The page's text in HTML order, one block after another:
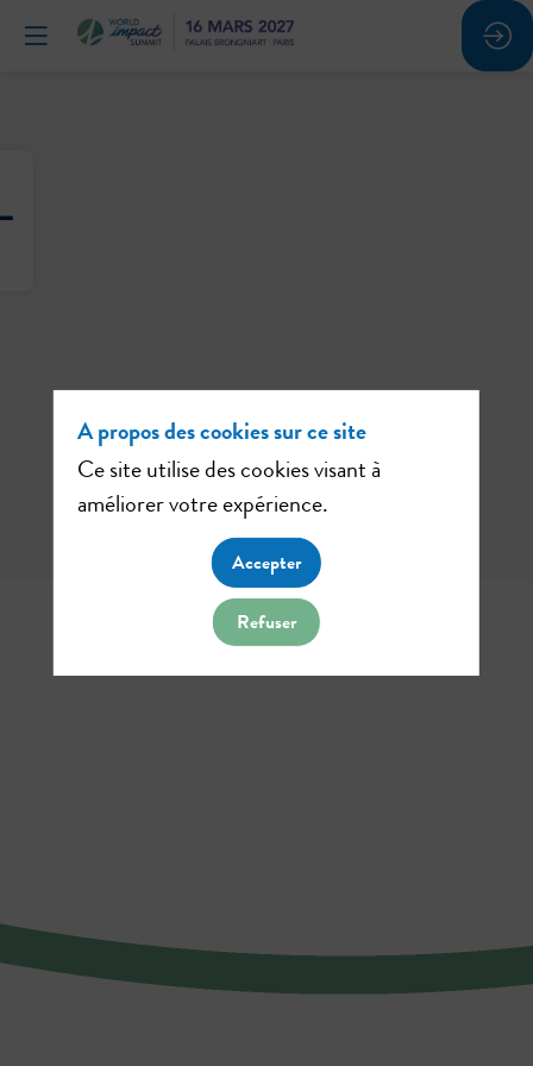
A propos des cookies sur ce site
Ce site utilise des cookies visant à
améliorer votre expérience.
Accepter
Refuser